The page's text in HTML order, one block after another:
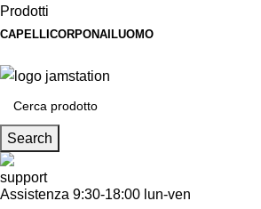
Prodotti
CAPELLI CORPONAILUOMO
Search
Assistenza 9:30-18:00 lun-ven